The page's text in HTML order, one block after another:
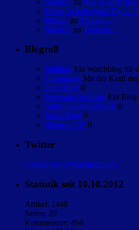
Heute ist kein guter Tag… |
Philipp zu Trennen…
Silencer zu Trennen…
Blogroll
bildblog Ein Watchblog für
Citronimus Mit der Kraft
Jules Blog 0
Neustadt Geflüster Ein Blog
Sallys Gedankenbuch 0
Sashs Blog 0
Silencer 137 0
Twitter
Tweets von @NachtschwPh
Statistik seit 10.10.2012
Artikel: 1448
Seiten: 29
Kommentare: 464